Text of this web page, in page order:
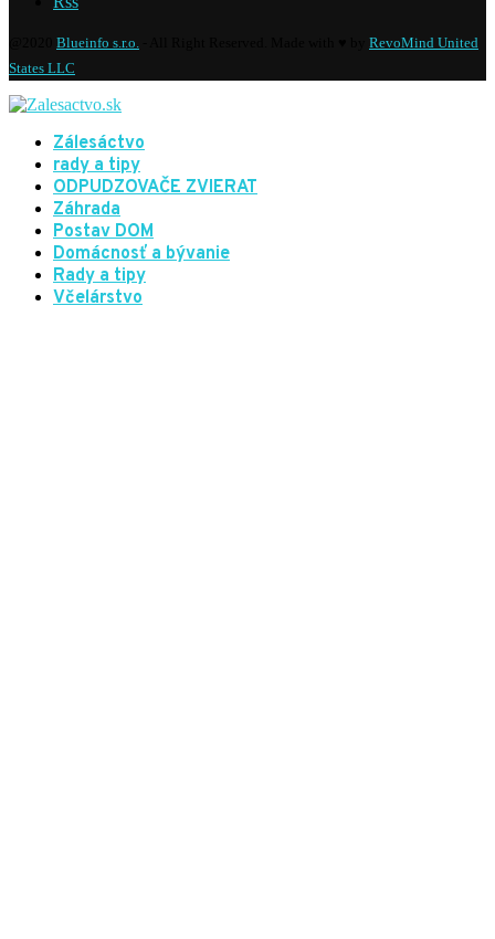
Blueinfo s.r.o.
RevoMind United
States LLC
Zálesáctvo
rady a tipy
ODPUDZOVAČE ZVIERAT
Záhrada
Postav DOM
Domácnosť a bývanie
Rady a tipy
Včelárstvo